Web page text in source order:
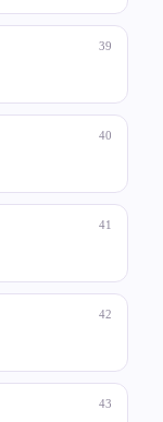
39
40
41
42
43